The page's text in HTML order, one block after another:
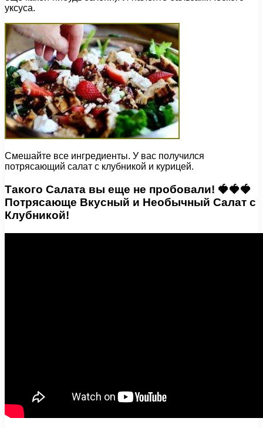
уксуса.
Смешайте все ингредиенты. У вас получился
потрясающий салат с клубникой и курицей.
Такого Салата вы еще не пробовали! 🍓🍓🍓
Потрясающе Вкусный и Необычный Салат с
Клубникой!